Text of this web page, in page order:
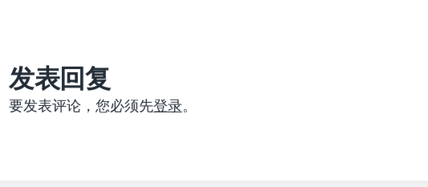
发表回复
要发表评论，您必须先登录。